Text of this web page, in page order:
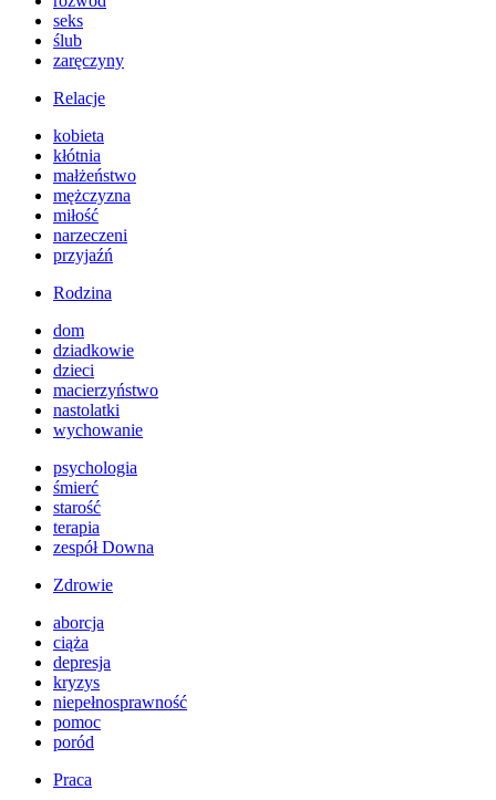
seks
ślub
zaręczyny
Relacje
kobieta
kłótnia
małżeństwo
mężczyzna
miłość
narzeczeni
przyjaźń
Rodzina
dom
dziadkowie
dzieci
macierzyństwo
nastolatki
wychowanie
psychologia
śmierć
starość
terapia
zespół Downa
Zdrowie
aborcja
ciąża
depresja
kryzys
niepełnosprawność
pomoc
poród
Praca